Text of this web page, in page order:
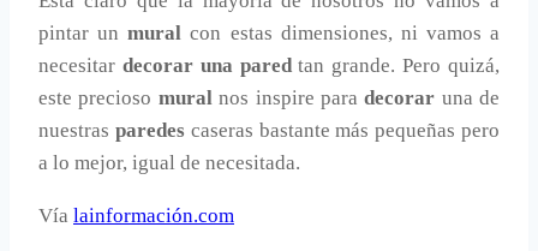
pintar unmuralcon estas dimensiones, ni vamos a
necesitar decorar una paredtan grande. Pero quizá,
este precioso muralnos inspire paradecorar una de
nuestras paredes caseras bastante más pequeñas pero
a lo mejor, igual de necesitada.
Vía lainformación.com